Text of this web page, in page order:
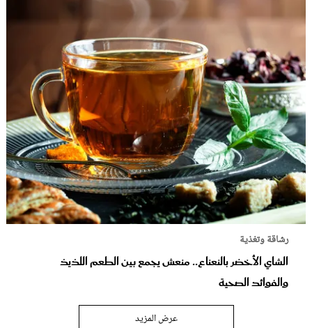
رشاقة وتغذية
الشاي الأخضر بالنعناع.. منعش يجمع بين الطعم اللذيذ
والفوائد الصحية
عرض المزيد